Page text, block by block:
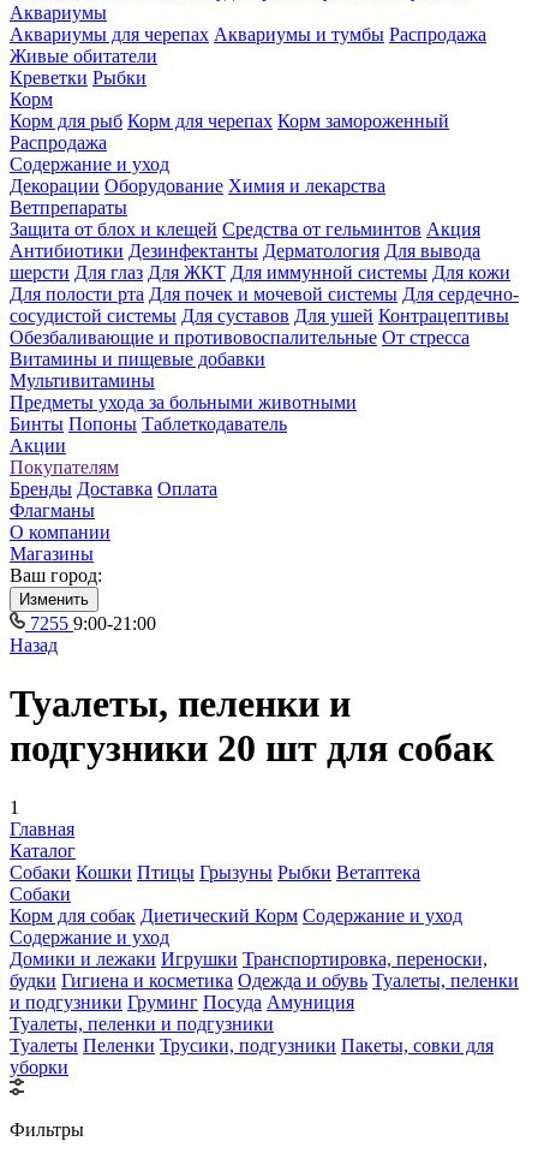
Аквариумы
Аквариумы для черепах Аквариумы и тумбы Распродажа
Живые обитатели
Креветки Рыбки
Корм
Корм для рыб Корм для черепах Корм замороженный
Распродажа
Содержание и уход
Декорации Оборудование Химия и лекарства
Ветпрепараты
Защита от блох и клещей Средства от гельминтов Акция
Антибиотики Дезинфектанты Дерматология Для вывода
шерсти Для глаз Для ЖКТ Для иммунной системы Для кожи
Для полости рта Для почек и мочевой системы Для сердечно-
сосудистой системы Для суставов Для ушей Контрацептивы
Обезбаливающие и противовоспалительные От стресса
Витамины и пищевые добавки
Мультивитамины
Предметы ухода за больными животными
Бинты Попоны Таблеткодаватель
Акции
Покупателям
Бренды Доставка Оплата
Флагманы
О компании
Магазины
Ваш город:
Изменить
7255 9:00-21:00
Назад
Туалеты, пеленки и
подгузники 20 шт для собак
1
Главная
Каталог
Собаки Кошки Птицы Грызуны Рыбки Ветаптека
Собаки
Корм для собак Диетический Корм Содержание и уход
Содержание и уход
Домики и лежаки Игрушки Транспортировка, переноски,
будки Гигиена и косметика Одежда и обувь Туалеты, пеленки
и подгузники Груминг Посуда Амуниция
Туалеты, пеленки и подгузники
Туалеты Пеленки Трусики, подгузники Пакеты, совки для
уборки
Фильтры